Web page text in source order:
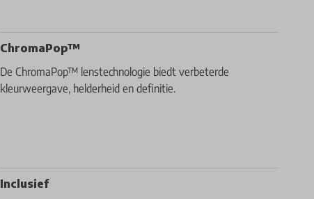
ChromaPop™
De ChromaPop™ lenstechnologie biedt verbeterde
kleurweergave, helderheid en definitie.
Inclusief